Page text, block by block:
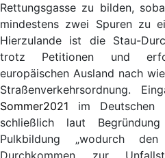
Rettungsgasse zu bilden,
mindestens zwei Spuren zu
Hierzulande ist die Stau-
trotz Petitionen und
europäischen Ausland nach
Straßenverkehrsordnung.
Sommer2021 im Deutschen
schließlich laut
Pulkbildung „wodurch
Durchkommen zur